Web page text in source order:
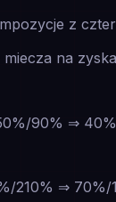
z
na
90% ⇒
210% ⇒ 70%/